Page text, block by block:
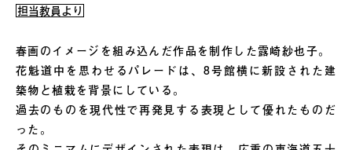
担当教員より
春画のイメージを組み込んだ作品を制作した露崎紗也子。
花魁道中を思わせるパレードは、8号館横に新設された建
築物と植栽を背景にしている。
過去のものを現代性で再発見する表現として優れたものだ
った。